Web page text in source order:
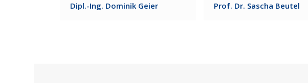
Dipl.-Ing. Dominik Geier Prof. Dr. Sascha Beutel